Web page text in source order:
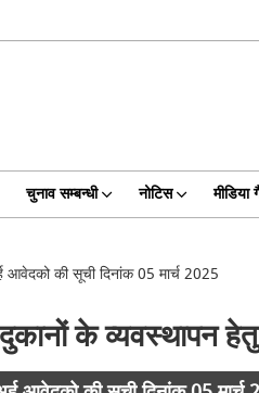
चुनाव सम्बन्धी नोटिस मीडिया
आवेदको की सूची दिनांक 05 मार्च 2025
दुकानों के व्यवस्थापन